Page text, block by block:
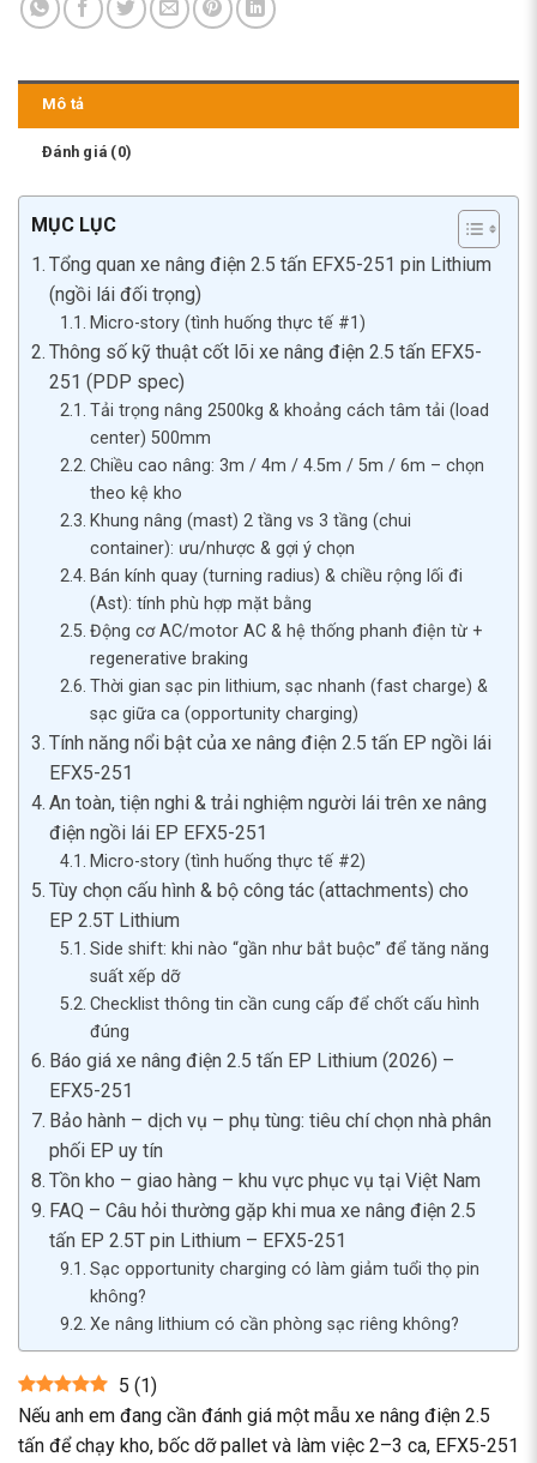
Mô tả
Đánh giá (0)
MỤC LỤC
Tổng quan xe nâng điện 2.5 tấn EFX5-251 pin Lithium
(ngồi lái đối trọng)
Micro-story (tình huống thực tế #1)
Thông số kỹ thuật cốt lõi xe nâng điện 2.5 tấn EFX5-
251 (PDP spec)
Tải trọng nâng 2500kg & khoảng cách tâm tải (load
center) 500mm
Chiều cao nâng: 3m / 4m / 4.5m / 5m / 6m – chọn
theo kệ kho
Khung nâng (mast) 2 tầng vs 3 tầng (chui
container): ưu/nhược & gợi ý chọn
Bán kính quay (turning radius) & chiều rộng lối đi
(Ast): tính phù hợp mặt bằng
Động cơ AC/motor AC & hệ thống phanh điện từ +
regenerative braking
Thời gian sạc pin lithium, sạc nhanh (fast charge) &
sạc giữa ca (opportunity charging)
Tính năng nổi bật của xe nâng điện 2.5 tấn EP ngồi lái
EFX5-251
An toàn, tiện nghi & trải nghiệm người lái trên xe nâng
điện ngồi lái EP EFX5-251
Micro-story (tình huống thực tế #2)
Tùy chọn cấu hình & bộ công tác (attachments) cho
EP 2.5T Lithium
Side shift: khi nào “gần như bắt buộc” để tăng năng
suất xếp dỡ
Checklist thông tin cần cung cấp để chốt cấu hình
đúng
Báo giá xe nâng điện 2.5 tấn EP Lithium (2026) –
EFX5-251
Bảo hành – dịch vụ – phụ tùng: tiêu chí chọn nhà phân
phối EP uy tín
Tồn kho – giao hàng – khu vực phục vụ tại Việt Nam
FAQ – Câu hỏi thường gặp khi mua xe nâng điện 2.5
tấn EP 2.5T pin Lithium – EFX5-251
Sạc opportunity charging có làm giảm tuổi thọ pin
không?
Xe nâng lithium có cần phòng sạc riêng không?
5 (1)
Nếu anh em đang cần đánh giá một mẫu xe nâng điện 2.5
tấn để chạy kho, bốc dỡ pallet và làm việc 2–3 ca, EFX5-251